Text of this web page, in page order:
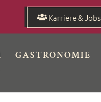
Karriere & Jobs
GASTRONOMIE